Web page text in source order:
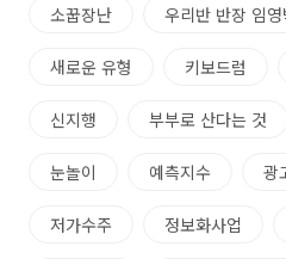
소꿉장난 우리반 반장 임영
새로운 유형 키보드럼
신지행 부부로 산다는 것
눈놀이 예측지수 광
저가수주 정보화사업